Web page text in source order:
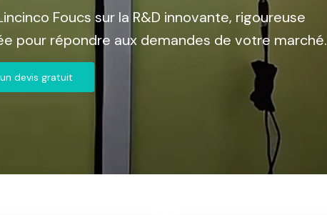
Foucs sur la R&D innovante, rigoureuse
pour répondre aux demandes de votre marché.
devis gratuit